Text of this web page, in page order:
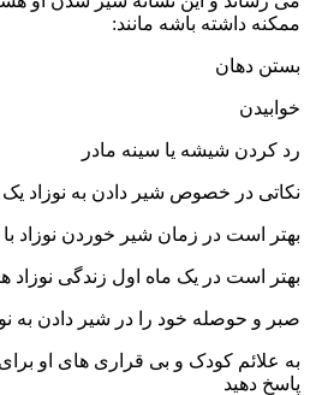
داشته باشه مانند:
دهان
کردن شیشه یا سینه مادر
در خصوص شیر دادن به نوزاد یک
است در زمان شیر خوردن نوزاد با
است در یک ماه اول زندگی نوزاد هر 2 تا3 ساعت به او شیر بدید
و حوصله خود را در شیر دادن به نوزاد
علائم کودک و بی قراری های او
دهید